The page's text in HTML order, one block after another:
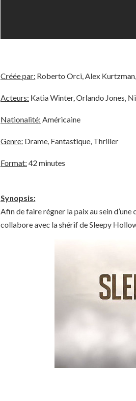
Créée par: Roberto Orci, Alex
Acteurs: Katia Winter, Orlando Jones,
Nationalité: Américaine
Genre: Drame, Fantastique, Thriller
Format: 42 minutes
Synopsis:
Afin de faire régner la paix au sein
collabore avec la shérif de Sleepy